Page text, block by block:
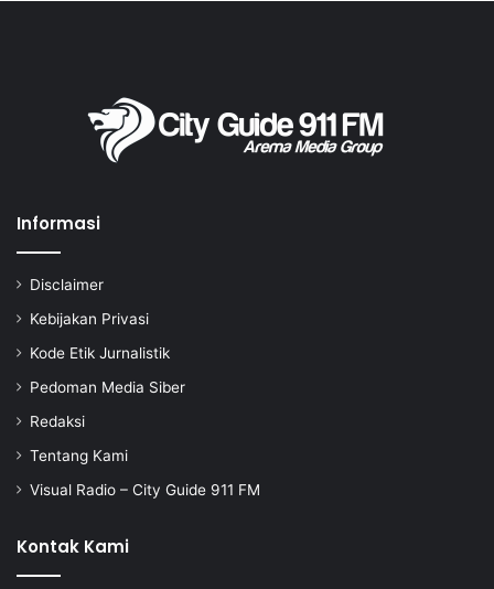
Informasi
Disclaimer
Kebijakan Privasi
Kode Etik Jurnalistik
Pedoman Media Siber
Redaksi
Tentang Kami
Visual Radio – City Guide 911 FM
Kontak Kami